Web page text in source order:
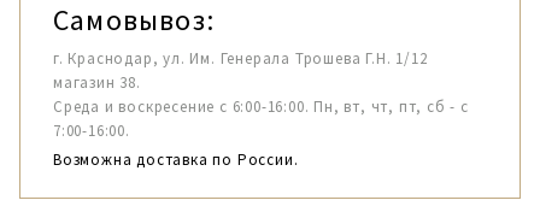
Самовывоз:
г. Краснодар, ул. Им. Генерала Трошева Г.Н. 1/12
магазин 38.
Среда и воскресение с 6:00-16:00. Пн, вт, чт, пт, сб - с
7:00-16:00.
Возможна доставка по России.